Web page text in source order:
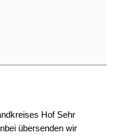
Hof Sehr
übersenden wir